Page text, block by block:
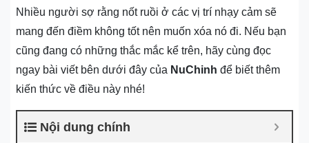
Nhiều người sợ rằng nốt ruồi ở các vị trí nhạy cảm sẽ
mang đến điềm không tốt nên muốn xóa nó đi. Nếu bạn
cũng đang có những thắc mắc kể trên, hãy cùng đọc
ngay bài viết bên dưới đây của NuChinh để biết thêm
kiến thức về điều này nhé!
Nội dung chính